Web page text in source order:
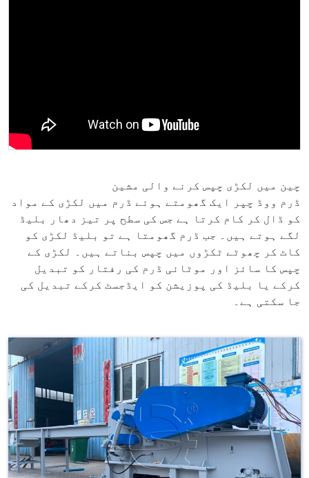
چین میں لکڑی چپس کرنے والی مشین
ڈرم ووڈ چپر ایک گھومتے ہوئے ڈرم میں لکڑی کے مواد
کو ڈال کر کام کرتا ہے جس کی سطح پر تیز دھار بلیڈ
لگے ہوتے ہیں۔ جب ڈرم گھومتا ہے تو بلیڈ لکڑی کو
کاٹ کر چھوٹے ٹکڑوں میں چپس بناتے ہیں۔ لکڑی کے
چپس کا سائز اور موٹائی ڈرم کی رفتار کو تبدیل
کرکے یا بلیڈ کی پوزیشن کو ایڈجسٹ کرکے تبدیل کی
جا سکتی ہے۔